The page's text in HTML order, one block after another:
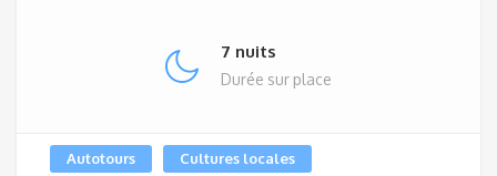
7 nuits
Durée sur place
Autotours Cultures locales